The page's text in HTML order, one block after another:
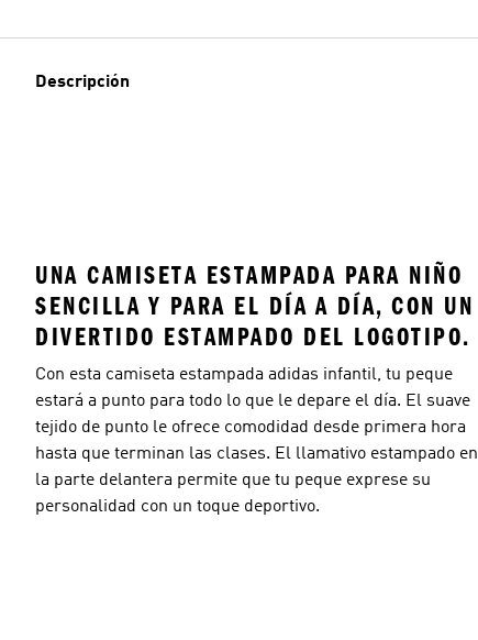
Descripción
UNA CAMISETA ESTAMPADA PARA NIÑO
SENCILLA Y PARA EL DÍA A DÍA, CON UN
DIVERTIDO ESTAMPADO DEL LOGOTIPO.
Con esta camiseta estampada adidas infantil, tu peque
estará a punto para todo lo que le depare el día. El suave
tejido de punto le ofrece comodidad desde primera hora
hasta que terminan las clases. El llamativo estampado en
la parte delantera permite que tu peque exprese su
personalidad con un toque deportivo.